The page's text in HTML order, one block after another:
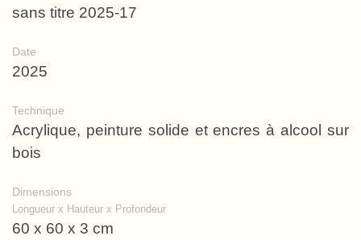
sans titre 2025-17
Date
2025
Technique
Acrylique, peinture solide et encres à alcool sur
bois
Dimensions
Longueur x Hauteur x Profondeur
60 x 60 x 3 cm